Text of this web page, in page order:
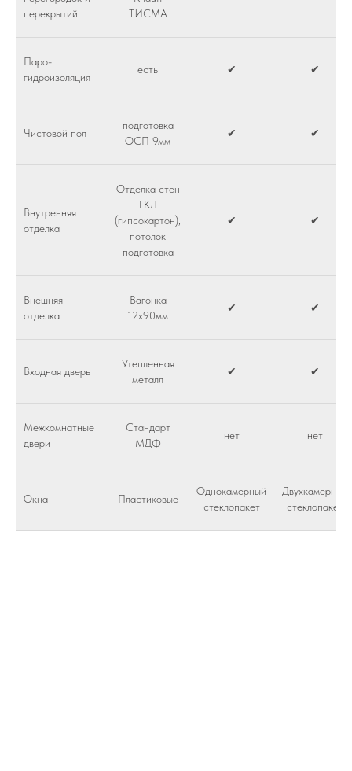
перекрытий
ТИСМА
Паро-
гидроизоляция
есть ✔ ✔
Чистовой пол
подготовка
ОСП 9мм
✔ ✔
Внутренняя
отделка
Отделка стен
ГКЛ
(гипсокартон),
потолок
подготовка
✔ ✔
Внешняя
отделка
Вагонка
12х90мм
✔ ✔
Входная дверь
Утепленная
металл
✔ ✔
Межкомнатные
двери
Стандарт
МДФ
нет нет
Окна Пластиковые
Однокамерный
стеклопакет
Двухкамерный
стеклопакет